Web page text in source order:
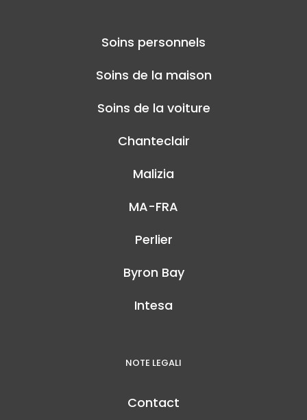
Soins personnels
Soins de la maison
Soins de la voiture
Chanteclair
Malizia
MA-FRA
Perlier
Byron Bay
Intesa
NOTE LEGALI
Contact